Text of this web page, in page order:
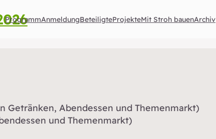
ProgrammAnmeldungBeteiligteProjekteMit Stroh bauenArchiv
Getränken, Abendessen und Themenmarkt)
und Themenmarkt)